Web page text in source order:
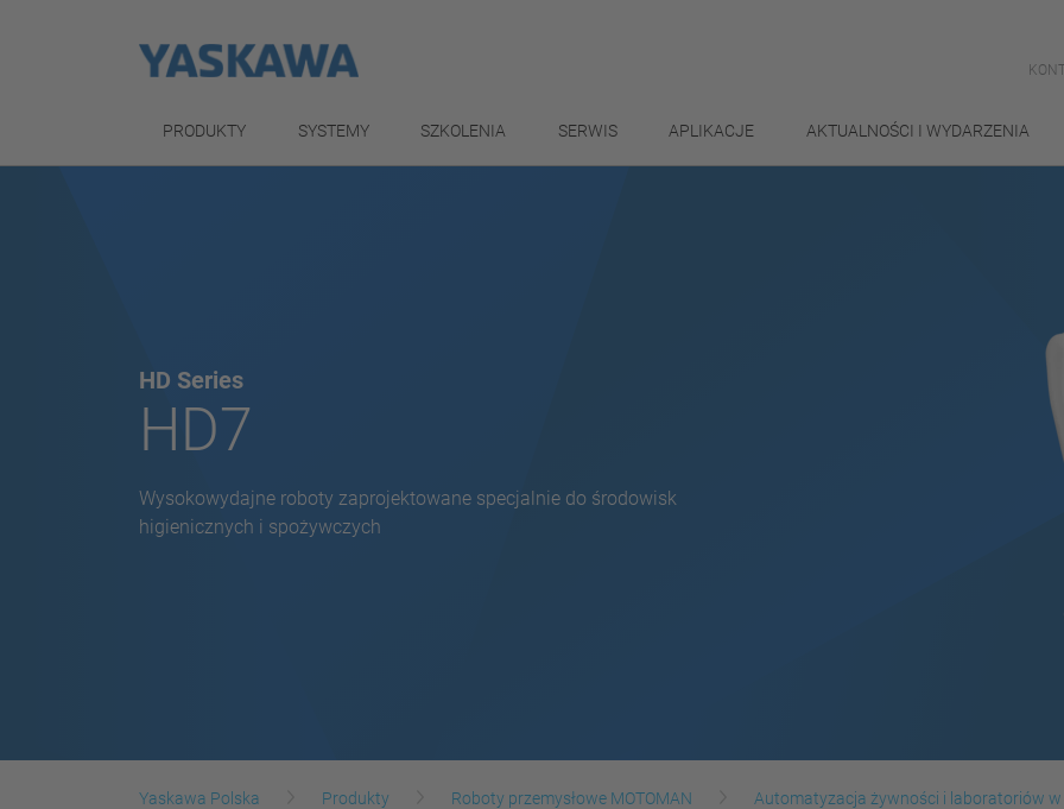
PRODUKTY SYSTEMY SZKOLENIA SERWIS APLIKACJE AKTUALNOŚCI I WYDARZENIA
HD Series
HD7
Wysokowydajne roboty zaprojektowane specjalnie do środowisk
higienicznych i spożywczych
Yaskawa Polska Produkty Roboty przemysłowe MOTOMAN Automatyzacja żywności i laboratoriów